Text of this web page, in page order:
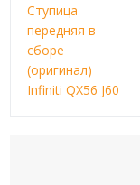
Ступица
передняя в
сборе
(оригинал)
Infiniti QX56 J60